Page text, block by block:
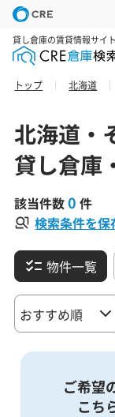
貸し倉庫の賃貸情報サイト
トップ 北海道
北海道・
貸し倉庫
該当件数0 件
検索条件を保
物件一覧
ご希望
こち